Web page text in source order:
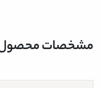
مشخصات محصول